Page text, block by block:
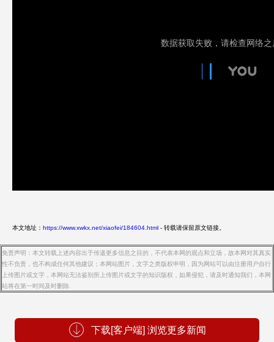
本文地址： https://www.xwkx.net/xiaofei/184604.html - 转载请保留原文链接。
免责声明：本文转载上述内容出于传递更多信息之目的，不代表本网的观点和立场，故本网对其真实
性不负责，也不构成任何其他建议；本网站图片，文字之类版权申明，因为网站可以由注册用户自行
上传图片或文字，本网站无法鉴别所上传图片或文字的知识版权，如果侵犯，请及时通知我们，本网
站将在第一时间及时删除.
下载[客户端] 浏览更多新闻